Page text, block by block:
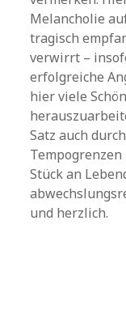
Melancholie
tragisch
verwirrt –
erfolgreiche
hier viele
Satz auch
Stück an
und herzlich.